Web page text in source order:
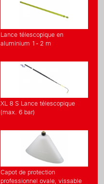
Lance télescopique en
aluminium 1 - 2 m
XL 8 S Lance télescopique
(max. 6 bar)
Capot de protection
professionnel ovale, vissable